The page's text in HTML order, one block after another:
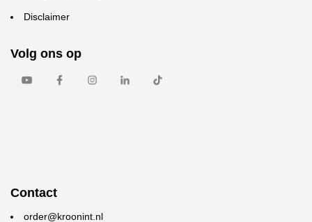
Disclaimer
Volg ons op
Contact
order@kroonint.nl